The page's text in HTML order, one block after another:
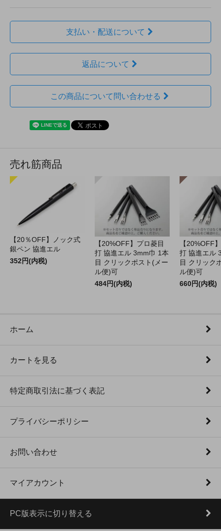
支払い・配送について
返品について
この商品について問い合わせる
売れ筋商品
【20％OFF】ノック式
銀ペン 協進エル
352円(内税)
【20%OFF】プロ菱目
打 協進エル 3mm巾 1本
目 クリックポスト(メー
ル便)可
484円(内税)
【20%OFF
打 協進エル
目 クリック
ル便)可
660円(内税)
ホーム
カートを見る
特定商取引法に基づく表記
プライバシーポリシー
お問い合わせ
マイアカウント
PC版表示に切り替える